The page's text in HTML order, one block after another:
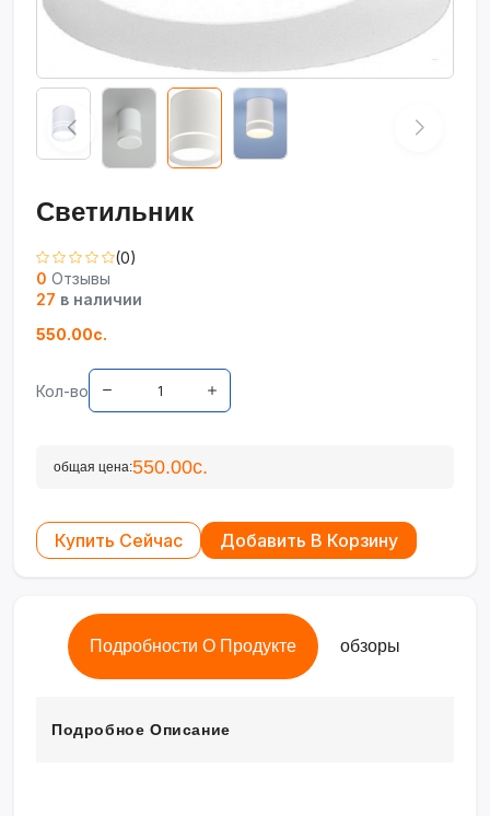
Светильник
(0)
0 Отзывы
27 в наличии
550.00с.
Кол-во
общая цена:550.00с.
Купить Сейчас Добавить В Корзину
Подробности О Продукте обзоры
Подробное Описание